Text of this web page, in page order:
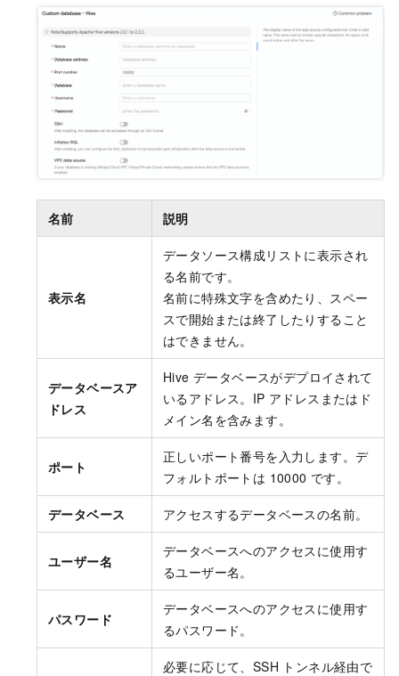
名前 説明
表示名
データソース構成リストに表示され
る名前です。
名前に特殊文字を含めたり、スペー
スで開始または終了したりすること
はできません。
データベースア
ドレス
Hive データベースがデプロイされて
いるアドレス。IP アドレスまたはド
メイン名を含みます。
ポート
正しいポート番号を入力します。デ
フォルトポートは 10000 です。
データベース アクセスするデータベースの名前。
ユーザー名
データベースへのアクセスに使用す
るユーザー名。
パスワード
データベースへのアクセスに使用す
るパスワード。
必要に応じて、SSH トンネル経由で